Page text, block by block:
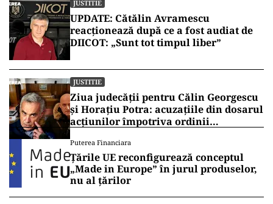
JUSTITIE
UPDATE: Cătălin Avramescu
reacționează după ce a fost audiat de
DIICOT: „Sunt tot timpul liber”
JUSTITIE
Ziua judecății pentru Călin Georgescu
și Horațiu Potra: acuzațiile din dosarul
acțiunilor împotriva ordinii
de la Înalta Curte
Puterea Financiara
Țările UE reconfigurează conceptul
„Made in Europe” în jurul produselor,
nu al țărilor